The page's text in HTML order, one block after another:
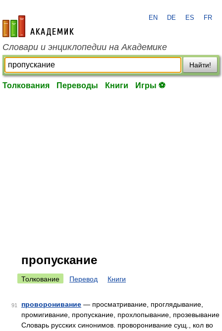
academic.ru
EN DE ES FR
Словари и энциклопедии на Академике
Найти!
Толкования Переводы Книги Игры ⚽
пропускание
Толкование Перевод Книги
91 проворонивание — просматривание, проглядывание,
промигивание, пропускание, прохлопывание, прозевывание
Словарь русских синонимов. проворонивание сущ., кол во